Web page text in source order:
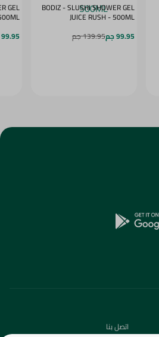
BODIZ - SLUSHI SHOWER GEL
JUICE RUSH - 500ML
99.95 جم
139.95 جم
GEL
DAZE - 500ML
99.95 جم
اتصل بنا